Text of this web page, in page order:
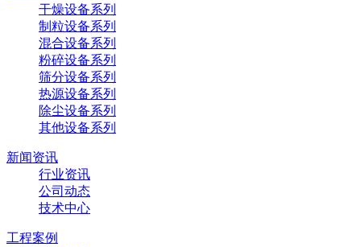
干燥设备系列
制粒设备系列
混合设备系列
粉碎设备系列
筛分设备系列
热源设备系列
除尘设备系列
其他设备系列
新闻资讯
行业资讯
公司动态
技术中心
工程案例